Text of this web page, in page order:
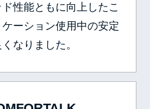
性能ともに向上したこ
ーション使用中の安定
なりました。